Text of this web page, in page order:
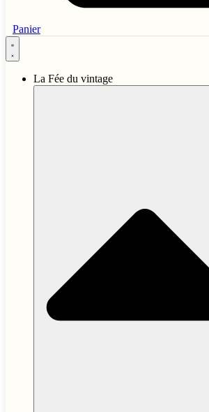
Panier
La Fée du vintage